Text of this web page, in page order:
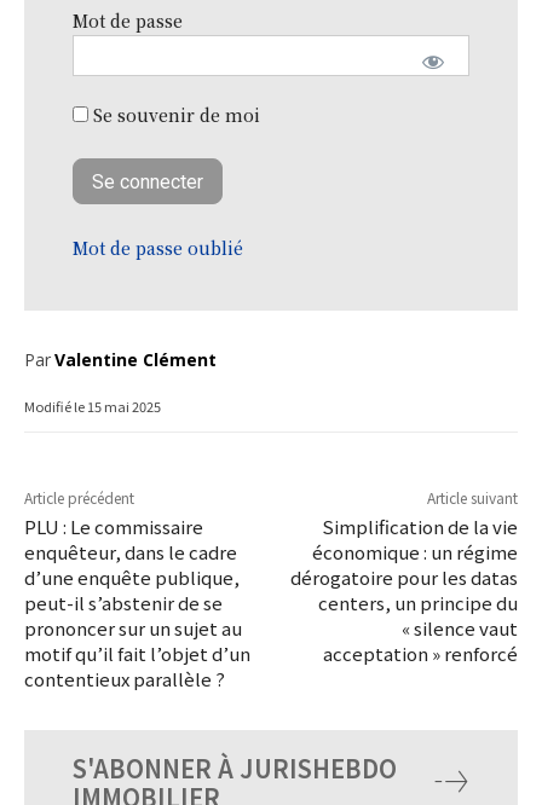
Mot de passe
Se souvenir de moi
Mot de passe oublié
ParValentine Clément
Modifié le15 mai 2025
Article précédent
PLU : Le commissaire
enquêteur, dans le cadre
d’une enquête publique,
peut-il s’abstenir de se
prononcer sur un sujet au
motif qu’il fait l’objet d’un
contentieux parallèle ?
Article suivant
Simplification de la vie
économique : un régime
dérogatoire pour les datas
centers, un principe du
« silence vaut
acceptation » renforcé
S'ABONNER À JURISHEBDO
IMMOBILIER